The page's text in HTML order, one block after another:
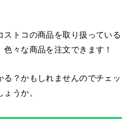
ストコの商品を取り扱っている
々な商品を注文できます！
る？かもしれませんのでチェッ
うか。